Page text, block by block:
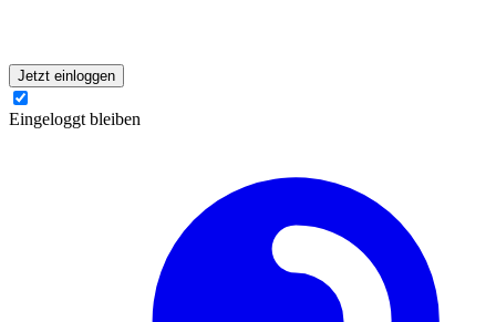
Jetzt einloggen
Eingeloggt bleiben